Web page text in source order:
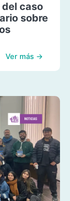
del caso
sobre
Ver más →